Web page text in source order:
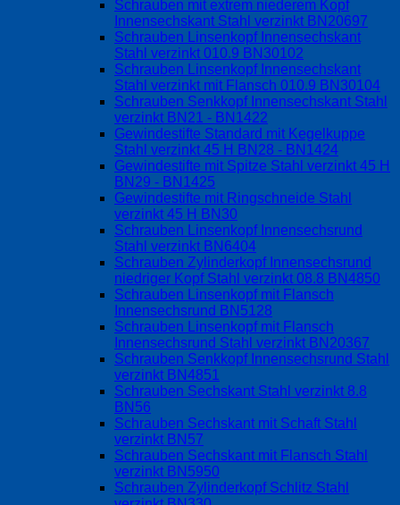
Schrauben mit extrem niederem Kopf
Innensechskant Stahl verzinkt BN20697
Schrauben Linsenkopf Innensechskant
Stahl verzinkt 010.9 BN30102
Schrauben Linsenkopf Innensechskant
Stahl verzinkt mit Flansch 010.9 BN30104
Schrauben Senkkopf Innensechskant Stahl
verzinkt BN21 - BN1422
Gewindestifte Standard mit Kegelkuppe
Stahl verzinkt 45 H BN28 - BN1424
Gewindestifte mit Spitze Stahl verzinkt 45 H
BN29 - BN1425
Gewindestifte mit Ringschneide Stahl
verzinkt 45 H BN30
Schrauben Linsenkopf Innensechsrund
Stahl verzinkt BN6404
Schrauben Zylinderkopf Innensechsrund
niedriger Kopf Stahl verzinkt 08.8 BN4850
Schrauben Linsenkopf mit Flansch
Innensechsrund BN5128
Schrauben Linsenkopf mit Flansch
Innensechsrund Stahl verzinkt BN20367
Schrauben Senkkopf Innensechsrund Stahl
verzinkt BN4851
Schrauben Sechskant Stahl verzinkt 8.8
BN56
Schrauben Sechskant mit Schaft Stahl
verzinkt BN57
Schrauben Sechskant mit Flansch Stahl
verzinkt BN5950
Schrauben Zylinderkopf Schlitz Stahl